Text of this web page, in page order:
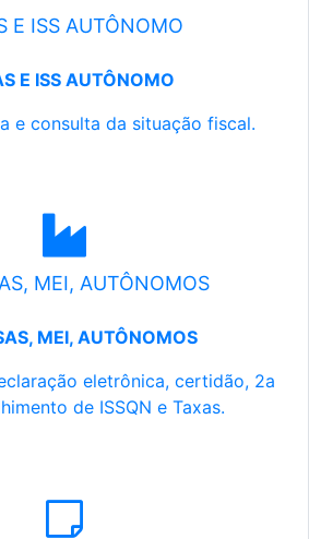
E ISS AUTÔNOMO
E ISS AUTÔNOMO
e consulta da situação fiscal.
MEI, AUTÔNOMOS
MEI, AUTÔNOMOS
eletrônica, certidão, 2a
de ISSQN e Taxas.